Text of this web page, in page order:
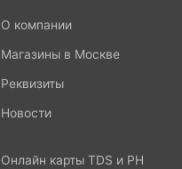
О компании
Магазины в Москве
Реквизиты
Новости
Онлайн карты TDS и PH